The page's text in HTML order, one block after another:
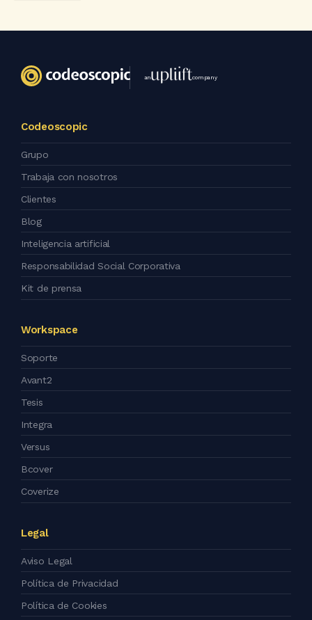
an company
Codeoscopic
Grupo
Trabaja con nosotros
Clientes
Blog
Inteligencia artificial
Responsabilidad Social Corporativa
Kit de prensa
Workspace
Soporte
Avant2
Tesis
Integra
Versus
Bcover
Coverize
Legal
Aviso Legal
Política de Privacidad
Política de Cookies